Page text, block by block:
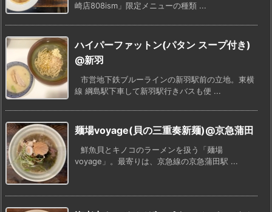
崎店808ism」限定メニューの種類 ...
ハイパーファットン(パタン スープ付き)
@新羽
市営地下鉄ブルーラインの新羽駅前の立地。東横
線 綱島駅下車して新羽駅行きバスも便 ...
麺場voyage(貝の三重奏新麺)@京急蒲田
鮮魚貝とキノコのラーメンを扱う「麺場
voyage」。最寄りは、京急線の京急蒲田駅 ...